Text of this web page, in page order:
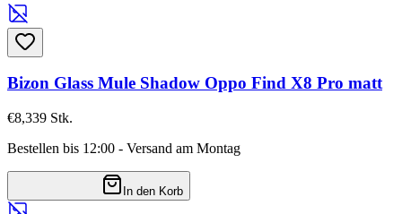
Bizon Glass Mule Shadow Oppo Find X8 Pro matt
€8,339 Stk.
Bestellen bis 12:00 - Versand am Montag
In den Korb